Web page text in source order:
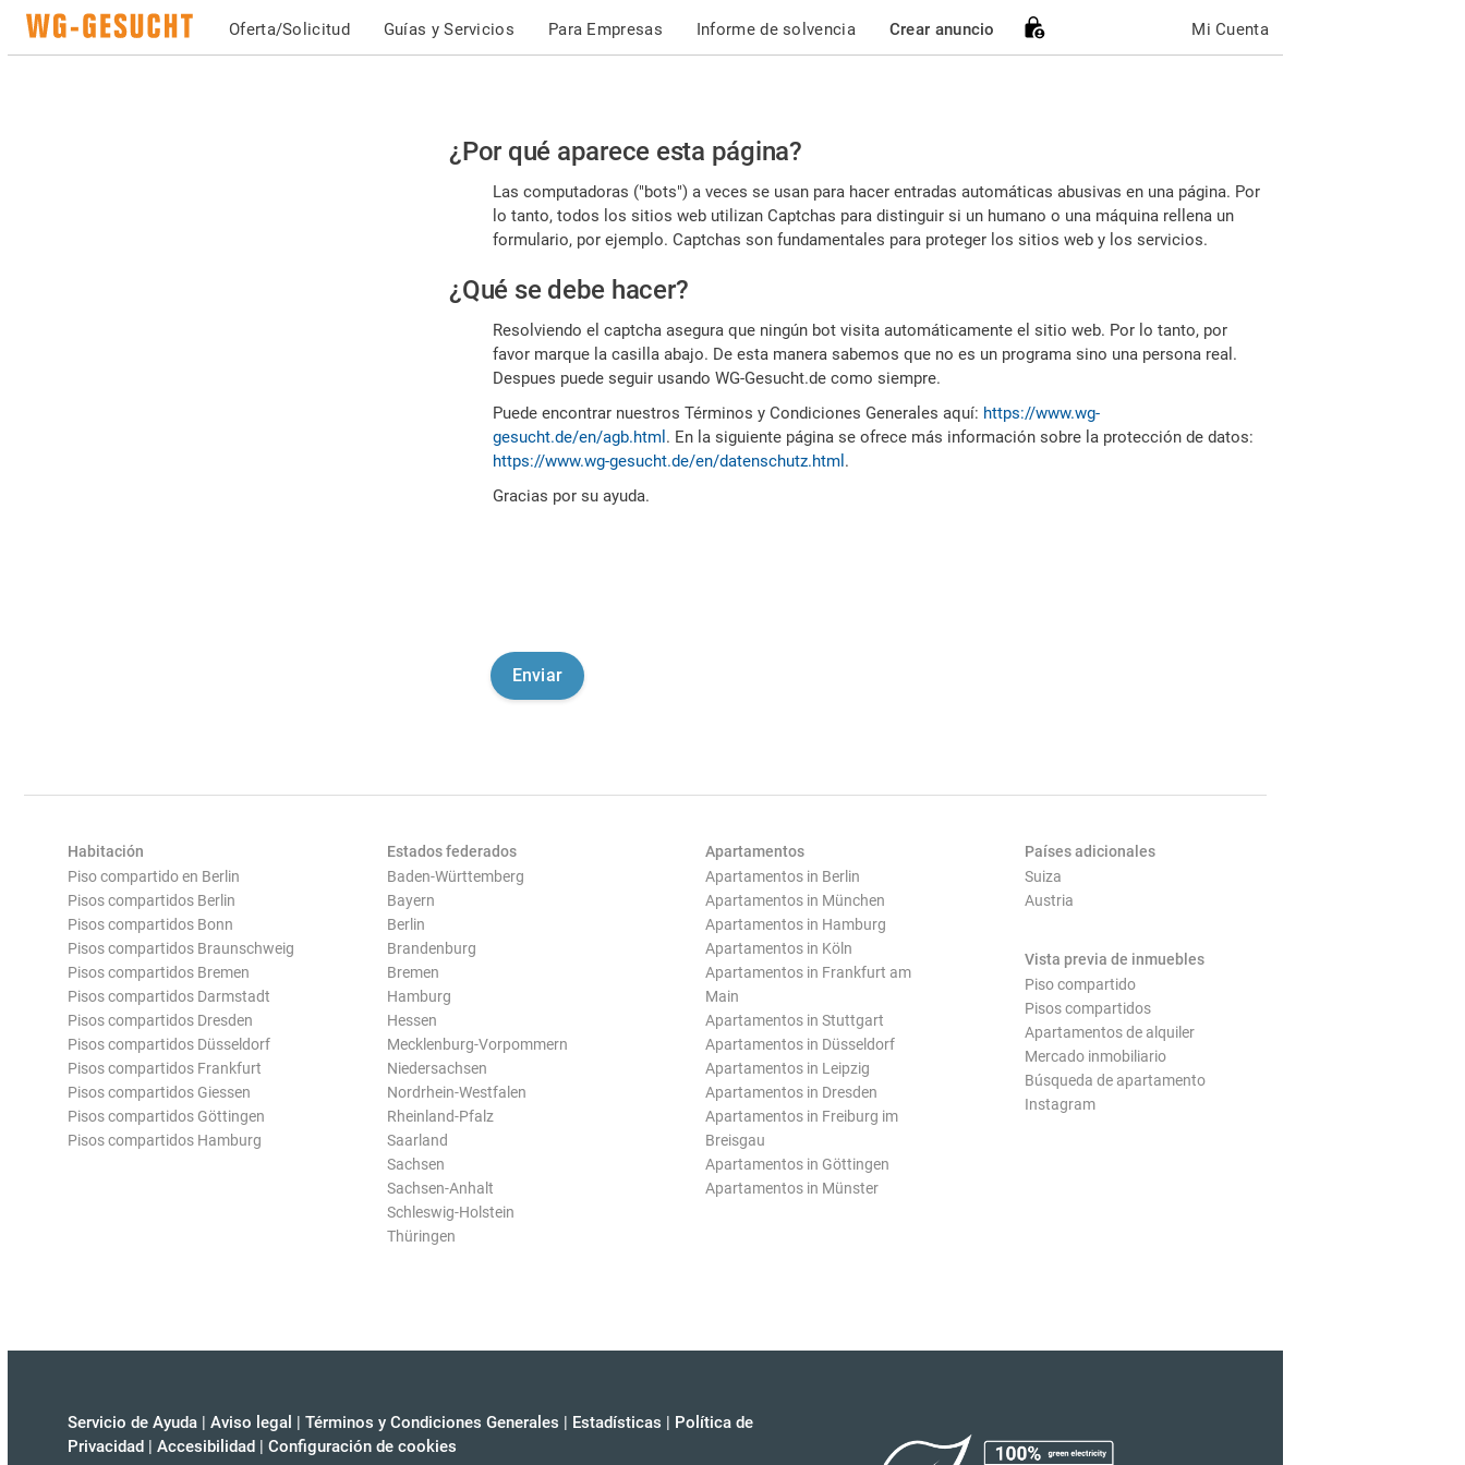
Oferta/Solicitud Guías y Servicios Para Empresas Informe de solvencia Crear anuncio Mi Cuenta
Por
favor,
confirme
es
humano
¿Por qué aparece esta página?
Las computadoras ("bots") a veces se usan para hacer entradas automáticas abusivas en una página. Por
lo tanto, todos los sitios web utilizan Captchas para distinguir si un humano o una máquina rellena un
formulario, por ejemplo. Captchas son fundamentales para proteger los sitios web y los servicios.
¿Qué se debe hacer?
Resolviendo el captcha asegura que ningún bot visita automáticamente el sitio web. Por lo tanto, por
favor marque la casilla abajo. De esta manera sabemos que no es un programa sino una persona real.
Despues puede seguir usando WG-Gesucht.de como siempre.
Puede encontrar nuestros Términos y Condiciones Generales aquí: https://www.wg-
gesucht.de/en/agb.html . En la siguiente página se ofrece más información sobre la protección de datos:
https://www.wg-gesucht.de/en/datenschutz.html .
Gracias por su ayuda.
Habitación
Piso compartido en Berlin
Pisos compartidos Berlin
Pisos compartidos Bonn
Pisos compartidos Braunschweig
Pisos compartidos Bremen
Pisos compartidos Darmstadt
Pisos compartidos Dresden
Pisos compartidos Düsseldorf
Pisos compartidos Frankfurt
Pisos compartidos Giessen
Pisos compartidos Göttingen
Pisos compartidos Hamburg
Estados federados
Baden-Württemberg
Bayern
Berlin
Brandenburg
Bremen
Hamburg
Hessen
Mecklenburg-Vorpommern
Niedersachsen
Nordrhein-Westfalen
Rheinland-Pfalz
Saarland
Sachsen
Sachsen-Anhalt
Schleswig-Holstein
Thüringen
Apartamentos
Apartamentos in Berlin
Apartamentos in München
Apartamentos in Hamburg
Apartamentos in Köln
Apartamentos in Frankfurt am
Main
Apartamentos in Stuttgart
Apartamentos in Düsseldorf
Apartamentos in Leipzig
Apartamentos in Dresden
Apartamentos in Freiburg im
Breisgau
Apartamentos in Göttingen
Apartamentos in Münster
Países adicionales
Suiza
Austria
Vista previa de inmuebles
Piso compartido
Pisos compartidos
Apartamentos de alquiler
Mercado inmobiliario
Búsqueda de apartamento
Instagram
Servicio de Ayuda | Aviso legal | Términos y Condiciones Generales | Estadísticas | Política de
Privacidad | Accesibilidad | Configuración de cookies